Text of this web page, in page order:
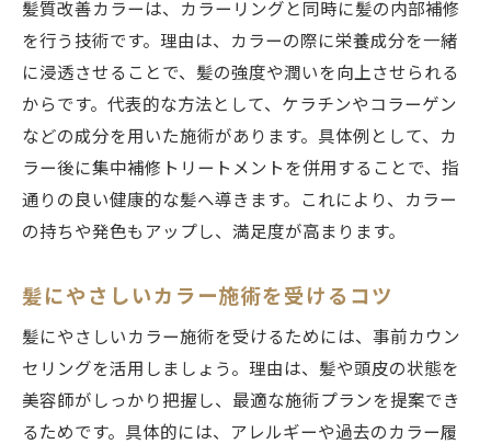
髪質改善カラーは、カラーリングと同時に髪の内部補修
を行う技術です。理由は、カラーの際に栄養成分を一緒
に浸透させることで、髪の強度や潤いを向上させられる
からです。代表的な方法として、ケラチンやコラーゲン
などの成分を用いた施術があります。具体例として、カ
ラー後に集中補修トリートメントを併用することで、指
通りの良い健康的な髪へ導きます。これにより、カラー
の持ちや発色もアップし、満足度が高まります。
髪にやさしいカラー施術を受けるコツ
髪にやさしいカラー施術を受けるためには、事前カウン
セリングを活用しましょう。理由は、髪や頭皮の状態を
美容師がしっかり把握し、最適な施術プランを提案でき
るためです。具体的には、アレルギーや過去のカラー履